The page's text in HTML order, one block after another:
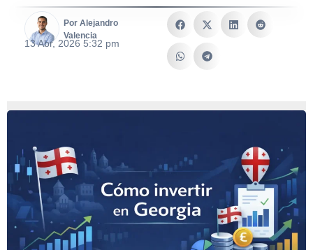
Por Alejandro
Valencia
13 Abr, 2026 5:32 pm